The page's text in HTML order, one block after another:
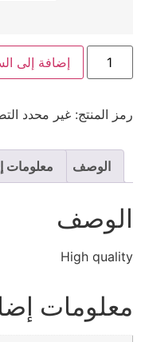
إضافة إلى
رمز المنتج: غير محدد
الوصف معلومات
الوصف
High quality
معلومات